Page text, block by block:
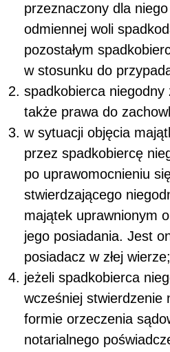
przeznaczony dla
odmiennej woli
pozostałym
w stosunku do
spadkobierca
także prawa do
w sytuacji objęcia
przez spadkobiercę
po uprawomocnieniu
stwierdzającego
majątek uprawnionym
jego posiadania. Jest
posiadacz w złej wierze;
jeżeli spadkobierca
wcześniej stwierdzenie
formie orzeczenia
notarialnego